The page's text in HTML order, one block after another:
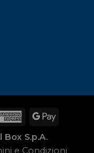
S.p.A.